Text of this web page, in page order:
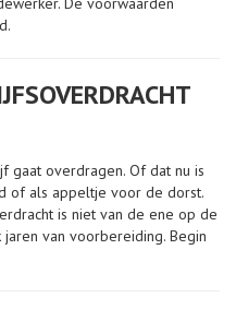
gaat overdragen. Of dat nu is
of als appeltje voor de dorst.
is niet van de ene op de
van voorbereiding. Begin